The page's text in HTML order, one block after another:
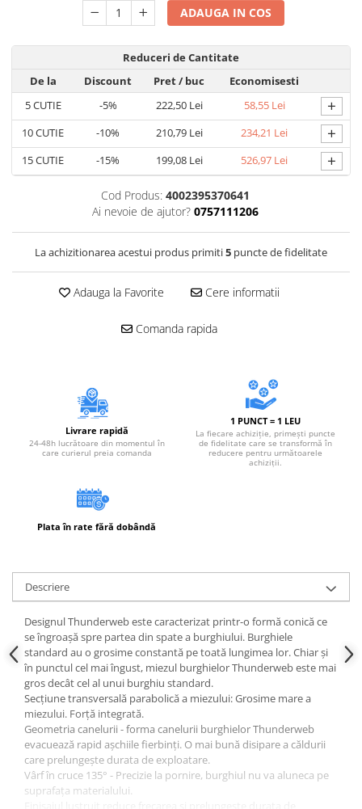
Accesorii electrice
Amestecatoare electrice
Scule de mana
Surubelnite, clesti si chei
Ciocane si topoare
Dalti, spituri, leviere
Cuttere, cutite si foarfece
Fierastraie
Accesorii si consumabile
Accesorii pentru polizare, slefuire
Organizatoare
Rigle si echere
Rulete
Markere
elemente de fixare
Dibluri cu carlig
Dibluri pentru gips-carton
Dibluri pentru lemn
Dibluri pentru termoizolatii
Dibluri rosii SFX
Suruburi
Suruburi pentru gips-carton
Suruburi pentru lemn
Suruburi autoforante
Suruburi pentru tabla
Ancore mecanice
ADAUGA IN COS
Reduceri de Cantitate
De la
Discount Pret/ buc
Economisesti
5CUTIE -5% 222,50 Lei 58,55 Lei +
10CUTIE -10% 210,79 Lei 234,21 Lei +
15CUTIE -15% 199,08 Lei 526,97 Lei +
Cod Produs: 4002395370641
Ai nevoie de ajutor? 0757111206
La achizitionarea acestui produs primiti5 puncte de fidelitate
Adauga la Favorite Cere informatii
Comanda rapida
Livrare rapidă
24-48h lucrătoare din momentul în
care curierul preia comanda
1 PUNCT = 1 LEU
La fiecare achiziție, primești puncte
de fidelitate care se transformă în
reducere pentru următoarele
achiziții.
Plata în rate fără dobândă
Descriere
Designul Thunderweb este caracterizat printr-o formă conică ce
se îngroașă spre partea din spate a burghiului. Burghiele
standard au o grosime constantă pe toată lungimea lor. Chiar și
în punctul cel mai îngust, miezul burghielor Thunderweb este mai
gros decât cel al unui burghiu standard.
Secțiune transversală parabolică a miezului: Grosime mare a
miezului. Forță integrată.
Geometria canelurii - forma canelurii burghielor Thunderweb
evacuează rapid așchiile fierbinți. O mai bună disipare a căldurii
care prelungește durata de exploatare.
Vârf în cruce 135° - Precizie la pornire, burghiul nu va aluneca pe
suprafața materialului.